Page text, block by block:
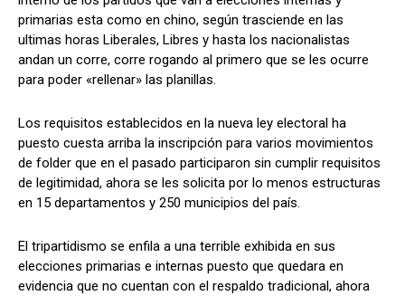
Comparta
Facebook X WhatsApp
Síganos
Comparta
Facebook X WhatsApp
Síganos
primarias esta como en chino, según trasciende en las
ultimas horas Liberales, Libres y hasta los nacionalistas
andan un corre, corre rogando al primero que se les ocurre
para poder «rellenar» las planillas.
Los requisitos establecidos en la nueva ley electoral ha
puesto cuesta arriba la inscripción para varios movimientos
de folder que en el pasado participaron sin cumplir requisitos
de legitimidad, ahora se les solicita por lo menos estructuras
en 15 departamentos y 250 municipios del país.
El tripartidismo se enfila a una terrible exhibida en sus
elecciones primarias e internas puesto que quedara en
evidencia que no cuentan con el respaldo tradicional, ahora